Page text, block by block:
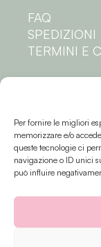
Per fornire le migliori
memorizzare e/o
queste tecnologie ci
navigazione o ID unici
può influire
FAQ
SPEDIZIONI
TERMINI E
PRIVACY
COOKIE
Seguici